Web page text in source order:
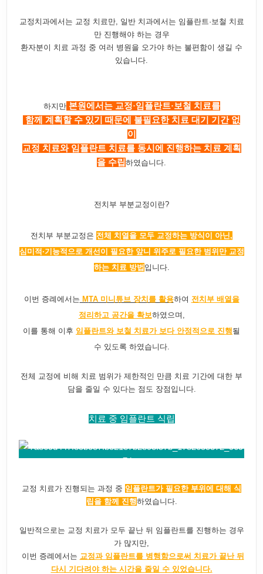
교정치과에서는 교정 치료만, 일반 치과에서는 임플란트·보철 치료
만 진행해야 하는 경우
환자분이 치료 과정 중 여러 병원을 오가야 하는 불편함이 생길 수
있습니다.
하지만본원에서는 교정·임플란트·보철 치료를
함께 계획할 수 있기 때문에 불필요한 치료 대기 기간 없
이
교정 치료와 임플란트 치료를 동시에 진행하는 치료 계획
을 수립하였습니다.
전치부 부분교정이란?
전치부 부분교정은 전체 치열을 모두 교정하는 방식이 아닌,
심미적·기능적으로 개선이 필요한 앞니 위주로 필요한 범위만 교정
하는 치료 방법 입니다.
이번 증례에서는 MTA 미니튜브 장치를 활용하여 전치부 배열을
정리하고 공간을 확보하였으며,
이를 통해 이후 임플란트와 보철 치료가 보다 안정적으로 진행될
수 있도록 하였습니다.
전체 교정에 비해 치료 범위가 제한적인 만큼 치료 기간에 대한 부
담을 줄일 수 있다는 점도 장점입니다.
치료 중 임플란트 식립
교정 치료가 진행되는 과정 중 임플란트가 필요한 부위에 대해 식
립을 함께 진행하였습니다.
일반적으로는 교정 치료가 모두 끝난 뒤 임플란트를 진행하는 경우
가 많지만,
이번 증례에서는 교정과 임플란트를 병행함으로써 치료가 끝난 뒤
다시 기다려야 하는 시간을 줄일 수 있었습니다.